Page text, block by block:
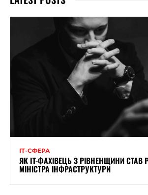
ІТ-СФЕРА
ЯК IT-ФАХІВЕЦЬ З РІВНЕНЩИНИ
МІНІСТРА ІНФРАСТРУКТУРИ